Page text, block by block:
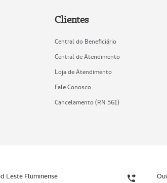
Clientes
Central do Beneficiário
Central de Atendimento
Loja de Atendimento
Fale Conosco
Cancelamento (RN 561)
Leste Fluminense